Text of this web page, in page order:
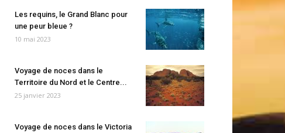
Les requins, le Grand Blanc pour
une peur bleue ?
10 mai 2023
Voyage de noces dans le
Territoire du Nord et le Centre...
25 janvier 2023
Voyage de noces dans le Victoria